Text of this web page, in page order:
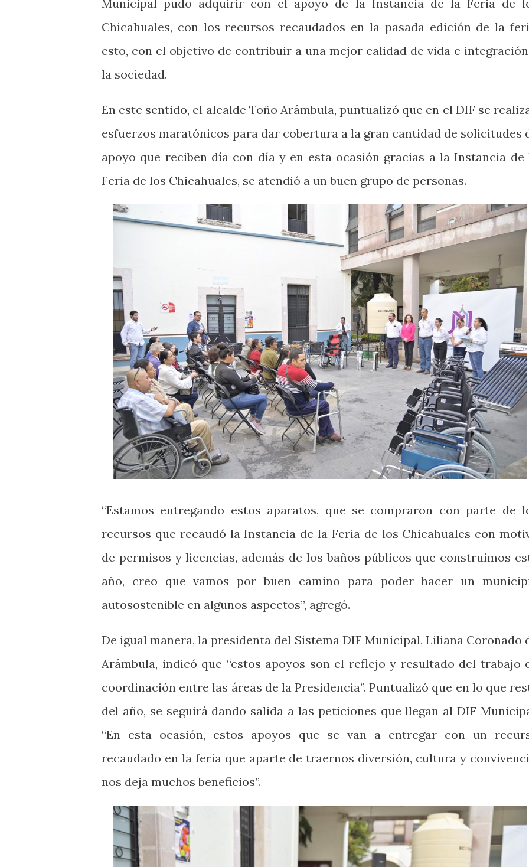
Municipal pudo adquirir con el apoyo de la Instancia de la Feria de
Chicahuales, con los recursos recaudados en la pasada edición de la
esto, con el objetivo de contribuir a una mejor calidad de vida e
la sociedad.
En este sentido, el alcalde Toño Arámbula, puntualizó que en el DIF se
esfuerzos maratónicos para dar cobertura a la gran cantidad de solicitudes
apoyo que reciben día con día y en esta ocasión gracias a la Instancia de
Feria de los Chicahuales, se atendió a un buen grupo de personas.
“Estamos entregando estos aparatos, que se compraron con parte de
recursos que recaudó la Instancia de la Feria de los Chicahuales con
de permisos y licencias, además de los baños públicos que construimos
año, creo que vamos por buen camino para poder hacer un
autosostenible en algunos aspectos”, agregó.
De igual manera, la presidenta del Sistema DIF Municipal, Liliana Coronado
Arámbula, indicó que “estos apoyos son el reflejo y resultado del trabajo
coordinación entre las áreas de la Presidencia”. Puntualizó que en lo que
del año, se seguirá dando salida a las peticiones que llegan al DIF
“En esta ocasión, estos apoyos que se van a entregar con un
recaudado en la feria que aparte de traernos diversión, cultura y
nos deja muchos beneficios”.